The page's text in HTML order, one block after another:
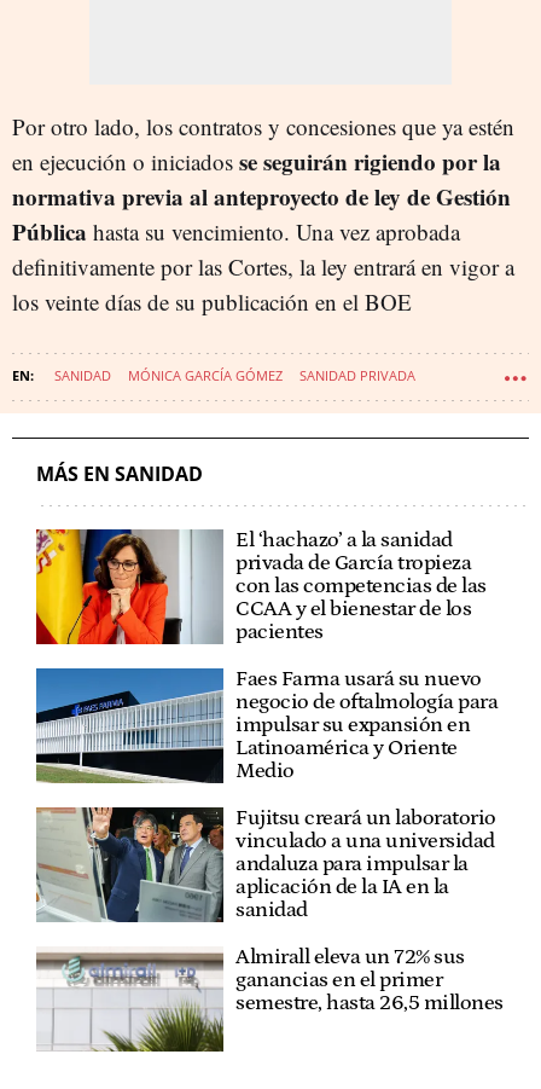
Por otro lado, los contratos y concesiones que ya estén
en ejecución o iniciados se seguirán rigiendo por la
normativa previa al anteproyecto de ley de Gestión
Pública hasta su vencimiento. Una vez aprobada
definitivamente por las Cortes, la ley entrará en vigor a
los veinte días de su publicación en el BOE
SANIDAD MÓNICA GARCÍA GÓMEZ SANIDAD PRIVADA
SANIDAD - POLÍTICA SANITARIA
MÁS EN SANIDAD
El ‘hachazo’ a la sanidad
privada de García tropieza
con las competencias de las
CCAA y el bienestar de los
pacientes
Faes Farma usará su nuevo
negocio de oftalmología para
impulsar su expansión en
Latinoamérica y Oriente
Medio
Fujitsu creará un laboratorio
vinculado a una universidad
andaluza para impulsar la
aplicación de la IA en la
sanidad
Almirall eleva un 72% sus
ganancias en el primer
semestre, hasta 26,5 millones